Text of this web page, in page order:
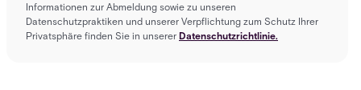
Informationen zur Abmeldung sowie zu unseren
Datenschutzpraktiken und unserer Verpflichtung zum Schutz Ihrer
Privatsphäre finden Sie in unserer Datenschutzrichtlinie.